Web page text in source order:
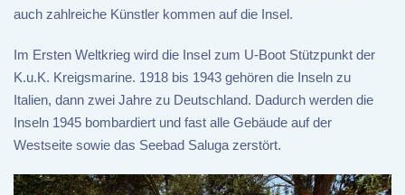
auch zahlreiche Künstler kommen auf die Insel.
Im Ersten Weltkrieg wird die Insel zum U-Boot Stützpunkt der
K.u.K. Kreigsmarine. 1918 bis 1943 gehören die Inseln zu
Italien, dann zwei Jahre zu Deutschland. Dadurch werden die
Inseln 1945 bombardiert und fast alle Gebäude auf der
Westseite sowie das Seebad Saluga zerstört.